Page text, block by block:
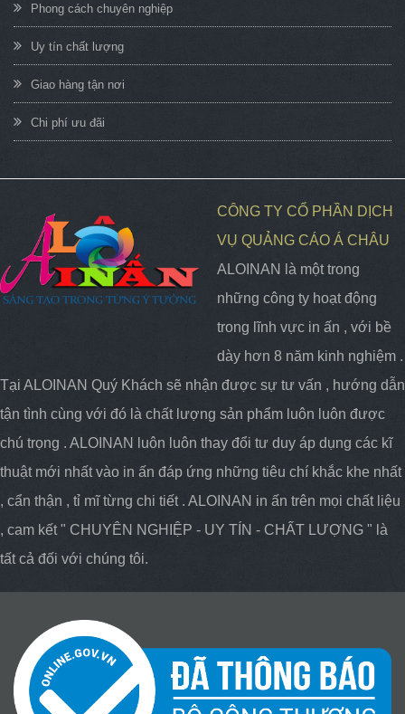
Phong cách chuyên nghiệp
Uy tín chất lượng
Giao hàng tận nơi
Chi phí ưu đãi
CÔNG TY CỔ PHẦN DỊCH
VỤ QUẢNG CÁO Á CHÂU
ALOINAN là một trong
những công ty hoạt động
trong lĩnh vực in ấn , với bề
dày hơn 8 năm kinh nghiệm .
Tại ALOINAN Quý Khách sẽ nhận được sự tư vấn , hướng dẫn
tận tình cùng với đó là chất lượng sản phẩm luôn luôn được
chú trọng . ALOINAN luôn luôn thay đổi tư duy áp dụng các kĩ
thuật mới nhất vào in ấn đáp ứng những tiêu chí khắc khe nhất
, cẩn thận , tỉ mĩ từng chi tiết . ALOINAN in ấn trên mọi chất liệu
, cam kết " CHUYÊN NGHIỆP - UY TÍN - CHẤT LƯỢNG " là
tất cả đối với chúng tôi.